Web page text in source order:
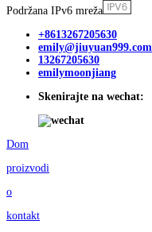
Podržana IPv6 mreža
+8613267205630
emily@jiuyuan999.com
13267205630
emilymoonjiang
Skenirajte na wechat:
Dom
proizvodi
o
kontakt